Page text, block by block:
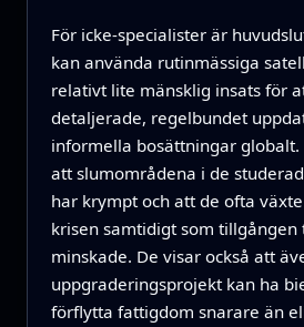
För icke-specialister är
kan använda rutinmässiga
relativt lite mänsklig insats för
detaljerade, regelbundet
informella bosättningar globalt.
att slumområdena i de
har krympt och att de ofta
krisen samtidigt som
minskade. De visar också att
uppgraderingsprojekt kan ha
förflytta fattigdom snarare än